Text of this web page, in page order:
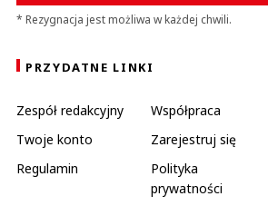
* Rezygnacja jest możliwa w każdej chwili.
PRZYDATNE LINKI
Zespół redakcyjny Współpraca
Twoje konto
Zarejestruj się
Regulamin
Polityka
prywatności